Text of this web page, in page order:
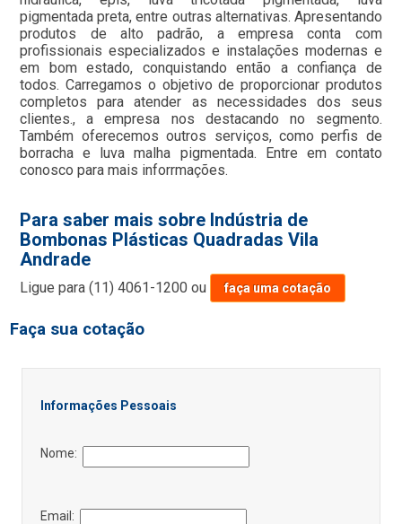
pigmentada preta, entre outras alternativas. Apresentando
produtos de alto padrão, a empresa conta com
profissionais especializados e instalações modernas e
em bom estado, conquistando então a confiança de
todos. Carregamos o objetivo de proporcionar produtos
completos para atender as necessidades dos seus
clientes., a empresa nos destacando no segmento.
Também oferecemos outros serviços, como perfis de
borracha e luva malha pigmentada. Entre em contato
conosco para mais inforrmações.
Para saber mais sobre Indústria de
Bombonas Plásticas Quadradas Vila
Andrade
Ligue para(11) 4061-1200 ou faça uma cotação
Faça sua cotação
Informações Pessoais
Nome:
Email: